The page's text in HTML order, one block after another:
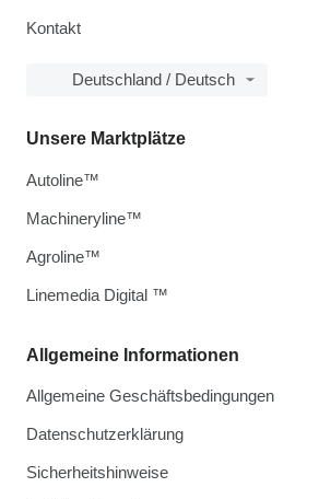
Kontakt
Deutschland / Deutsch
Allgemeine Informationen
Allgemeine Geschäftsbedingungen
Datenschutzerklärung
Sicherheitshinweise
Unsere Marktplätze
Autoline™
Machineryline™
Agroline™
Linemedia Digital ™